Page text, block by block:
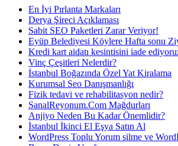
En İyi Pırlanta Markaları
Derya Şireci Açıklaması
Sabit SEO Paketleri Zarar Veriyor!
Eyüp Belediyesi Köylere Hafta sonu
Kredi kart aidatı kesintisini iade
Vinç Çeşitleri Nelerdir?
İstanbul Boğazında Özel Yat Kiralama
Kurumsal Seo Danışmanlığı
Fizik tedavi ve rehabilitasyon nedir?
SanalReyonum.Com Mağdurları
Anjiyo Neden Bu Kadar Önemlidir?
İstanbul İkinci El Eşya Satın Al
WordPress Toplu Yorum silme ve